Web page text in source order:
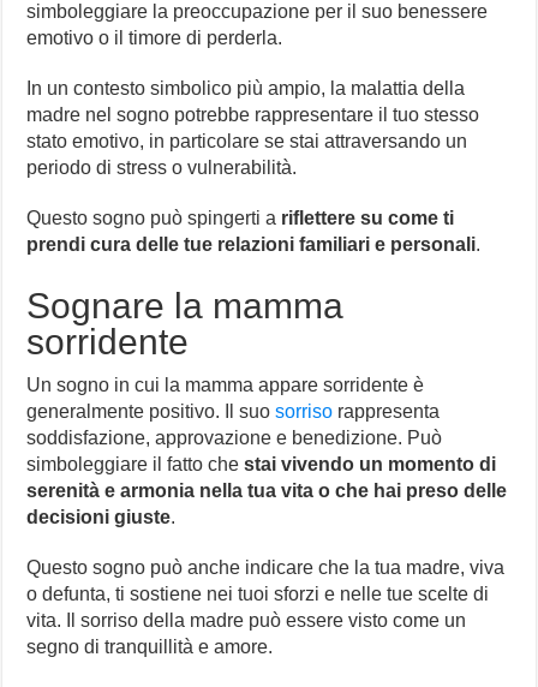
simboleggiare la preoccupazione per il suo benessere
emotivo o il timore di perderla.
In un contesto simbolico più ampio, la malattia della
madre nel sogno potrebbe rappresentare il tuo stesso
stato emotivo, in particolare se stai attraversando un
periodo di stress o vulnerabilità.
Questo sogno può spingerti a riflettere su come ti
prendi cura delle tue relazioni familiari e personali.
Sognare la mamma
sorridente
Un sogno in cui la mamma appare sorridente è
generalmente positivo. Il suosorriso rappresenta
soddisfazione, approvazione e benedizione. Può
simboleggiare il fatto chestai vivendo un momento di
serenità e armonia nella tua vita o che hai preso delle
decisioni giuste.
Questo sogno può anche indicare che la tua madre, viva
o defunta, ti sostiene nei tuoi sforzi e nelle tue scelte di
vita. Il sorriso della madre può essere visto come un
segno di tranquillità e amore.